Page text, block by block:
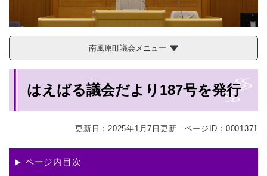
南風原町議会メニュー
はえばる議会だより187号を発行
更新日：2025年1月7日更新 ページID：0001371
ページ内目次